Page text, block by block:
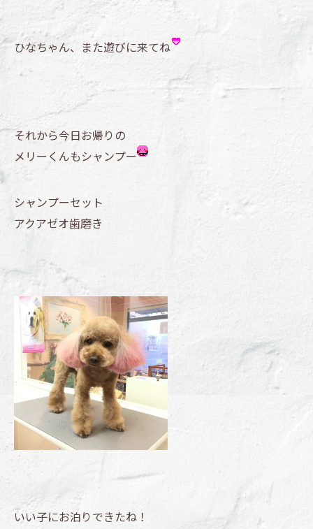
ひなちゃん、また遊びに来てね
それから今日お帰りの
メリーくんもシャンプー
シャンプーセット
アクアゼオ歯磨き
いい子にお泊りできたね！